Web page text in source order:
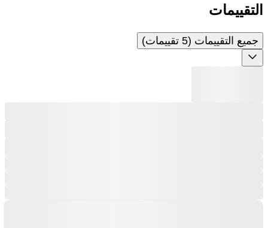
التقييمات
جميع التقييمات (5 تقييمات)